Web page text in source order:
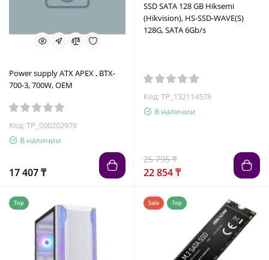
Power supply ATX APEX , BTX-
700-3, 700W, OEM
Код: TP_000202978
В наличии
17 407 ₸
SSD SATA 128 GB Hiksemi
(Hikvision), HS-SSD-WAVE(S)
128G, SATA 6Gb/s
Код: TP_132114578
В наличии
25 795 ₸
22 854 ₸
Top Sale Top